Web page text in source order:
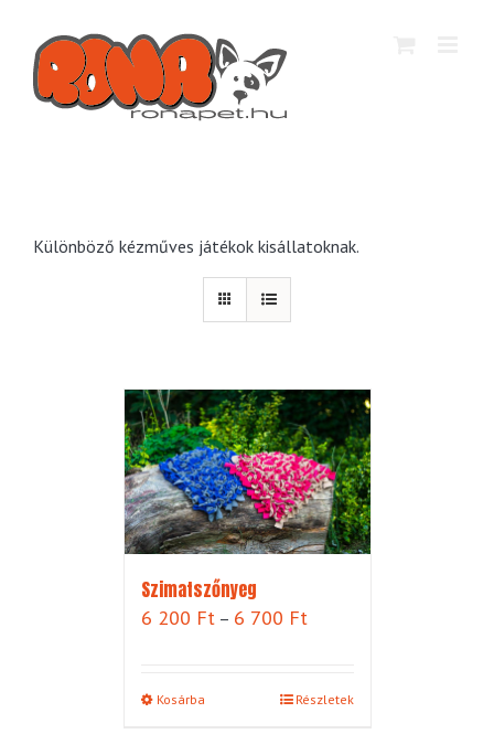
Különböző kézműves játékok kisállatoknak.
Szimatszőnyeg
6 200 Ft – 6 700 FtÁrtartomány:
-
Kosárba Részletek